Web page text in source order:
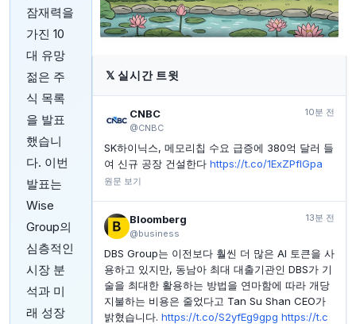
잠재력을
가진 10
대 유망
젊은 주
식 목록
을 발표
했습니
다. 이번
발표는
Wise
Group의
심층적인
시장 분
석과 미
래 성장
INVESTING.COM 29분 전
일본 최대 연기금, 투자 유연성 확대 추진 속 역대 최고
INVESTING.COM
증시는 여름 휴가를 떠나지 않는다
INVESTING.COM 31분 전
트윌리오 주가, 오늘 급등한 이유는?
INVESTING.COM 31분 전
마이크로칩 테크놀로지 주가, 오늘 급등 이유는?
INVESTING.COM
Eutelsat 2026년 상반기 실적 발표: LEO 성장세 뚜렷
𝕏 실시간 트윗
CNBC
@CNBC
10분 전
SK하이닉스, 메모리칩 수요 급증에 380억 달러 들
여 신규 공장 건설한다 https://t.co/1ExZPflGpa
원문 보기
Bloomberg
@business
13분 전
DBS Group는 이전보다 훨씬 더 많은 AI 토큰을 사
용하고 있지만, 동남아 최대 대출기관인 DBS가 기
술을 최대한 활용하는 방법을 연마함에 따라 개당
지불하는 비용은 줄었다고 Tan Su Shan CEO가
밝혔습니다. https://t.co/S2yfEg9gpg https://t.c